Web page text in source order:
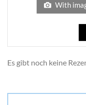
With
Es gibt noch keine